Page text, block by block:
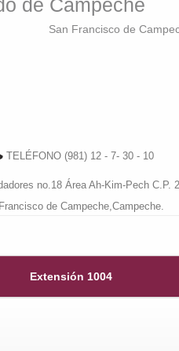
de Campeche
San Francisco de
TELÉFONO (981) 12 - 7- 30 - 10
no.18 Área Ah-Kim-Pech C.P.
de Campeche,Campeche.
Extensión 1004